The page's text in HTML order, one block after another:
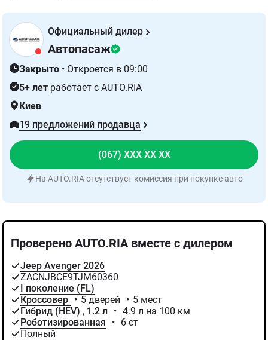
Официальный дилер
Автопасаж
Закрыто • Откроется в 09:00
5+ лет работает с AUTO.RIA
Киев
19 предложений продавца
(067) XXX XX XX
На AUTO.RIA отсутствует комиссия при покупке авто
Проверено AUTO.RIA вместе с дилером
Jeep Avenger 2026
ZACNJBCE9TJM60360
I поколение (FL)
Кроссовер • 5 дверей • 5 мест
Гибрид (HEV) , 1.2 л • 4.9 л на 100 км
Роботизированная
• 6-ст
Полный